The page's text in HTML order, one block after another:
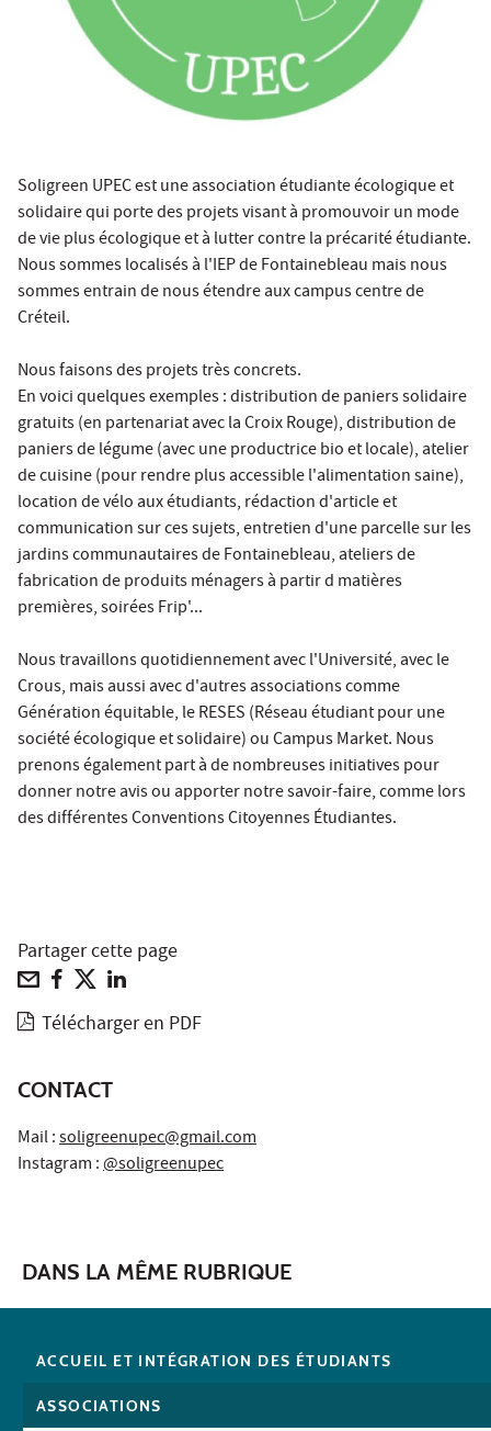
Soligreen UPEC est une association étudiante écologique et
solidaire qui porte des projets visant à promouvoir un mode
de vie plus écologique et à lutter contre la précarité étudiante.
Nous sommes localisés à l'IEP de Fontainebleau mais nous
sommes entrain de nous étendre aux campus centre de
Créteil.
Nous faisons des projets très concrets.
En voici quelques exemples : distribution de paniers solidaire
gratuits (en partenariat avec la Croix Rouge), distribution de
paniers de légume (avec une productrice bio et locale), atelier
de cuisine (pour rendre plus accessible l'alimentation saine),
location de vélo aux étudiants, rédaction d'article et
communication sur ces sujets, entretien d'une parcelle sur les
jardins communautaires de Fontainebleau, ateliers de
fabrication de produits ménagers à partir d matières
premières, soirées Frip'...
Nous travaillons quotidiennement avec l'Université, avec le
Crous, mais aussi avec d'autres associations comme
Génération équitable, le RESES (Réseau étudiant pour une
société écologique et solidaire) ou Campus Market. Nous
prenons également part à de nombreuses initiatives pour
donner notre avis ou apporter notre savoir-faire, comme lors
des différentes Conventions Citoyennes Étudiantes.
Partager cette page
Télécharger en PDF
CONTACT
Mail :soligreenupec@gmail.com
Instagram :@soligreenupec
DANS LA MÊME RUBRIQUE
ACCUEIL ET INTÉGRATION DES ÉTUDIANTS
ASSOCIATIONS